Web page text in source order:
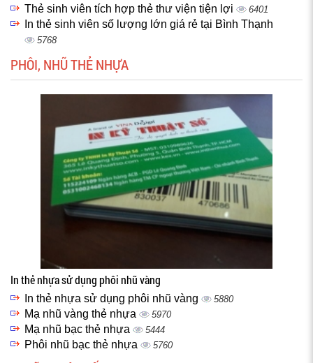
Thẻ sinh viên tích hợp thẻ thư viện tiện lợi 6401
In thẻ sinh viên số lượng lớn giá rẻ tại Bình Thạnh
5768
PHÔI, NHŨ THẺ NHỰA
In thẻ nhựa sử dụng phôi nhũ vàng
In thẻ nhựa sử dụng phôi nhũ vàng 5880
Mạ nhũ vàng thẻ nhựa 5970
Mạ nhũ bạc thẻ nhựa 5444
Phôi nhũ bạc thẻ nhựa 5760